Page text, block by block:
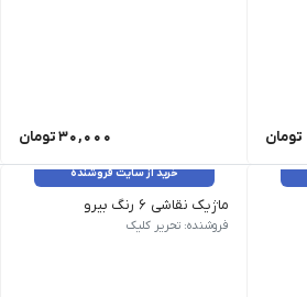
تومان 30,000تومان
خرید از سایت فروشنده
ماژیک نقاشی 6 رنگ بیرو
فروشنده: تحریر کلیک